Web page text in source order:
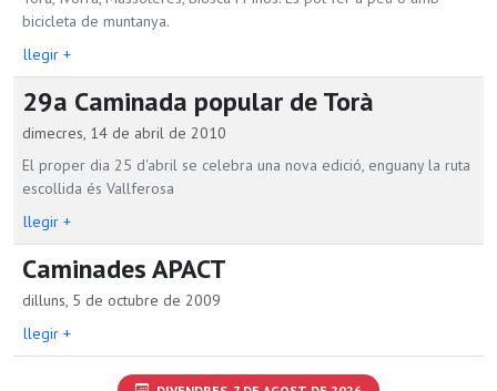
bicicleta de muntanya.
llegir +
29a Caminada popular de Torà
dimecres, 14 de abril de 2010
El proper dia 25 d'abril se celebra una nova edició, enguany la ruta
escollida és Vallferosa
llegir +
Caminades APACT
dilluns, 5 de octubre de 2009
llegir +